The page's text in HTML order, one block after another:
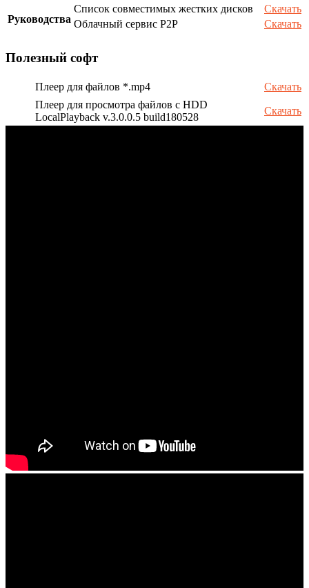
Руководства
Список совместимых жестких дисков
Скачать
Облачный сервис P2P
Скачать
Полезный софт
Плеер для файлов *.mp4
Скачать
Плеер для просмотра файлов с HDD
LocalPlayback v.3.0.0.5 build180528
Скачать